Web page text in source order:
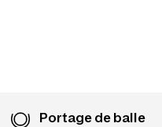
Portage de balle